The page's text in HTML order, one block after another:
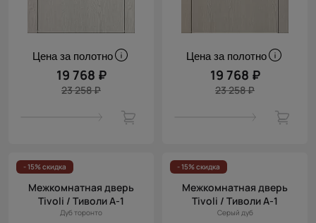
Цена за полотно
19 768 ₽
23 258 ₽
Цена за полотно
19 768 ₽
23 258 ₽
- 15% скидка
Межкомнатная дверь
Tivoli / Тиволи А-1
Дуб торонто
- 15% скидка
Межкомнатная дверь
Tivoli / Тиволи А-1
Серый дуб